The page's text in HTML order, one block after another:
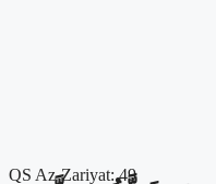
QS Az-Zariyat: 49